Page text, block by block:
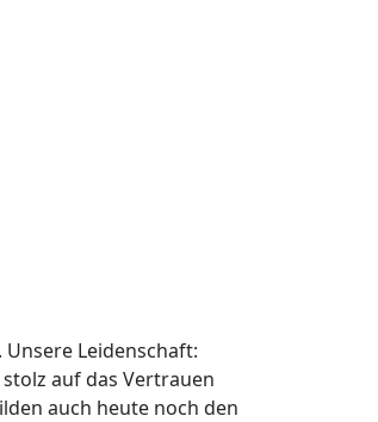
Leidenschaft:
auf das Vertrauen
auch heute noch den